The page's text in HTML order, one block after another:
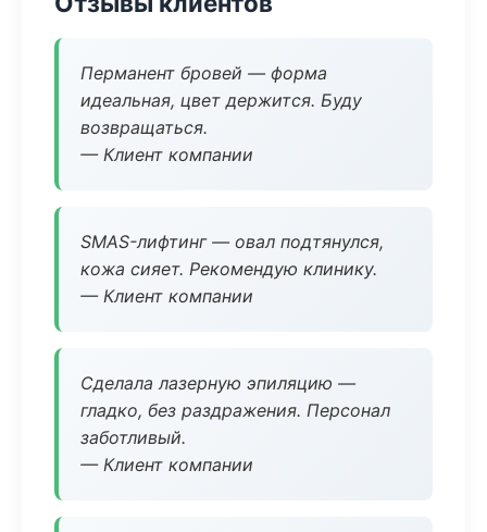
Перманент бровей — форма
идеальная, цвет держится. Буду
возвращаться.
— Клиент компании
SMAS-лифтинг — овал подтянулся,
кожа сияет. Рекомендую клинику.
— Клиент компании
Сделала лазерную эпиляцию —
гладко, без раздражения. Персонал
заботливый.
— Клиент компании